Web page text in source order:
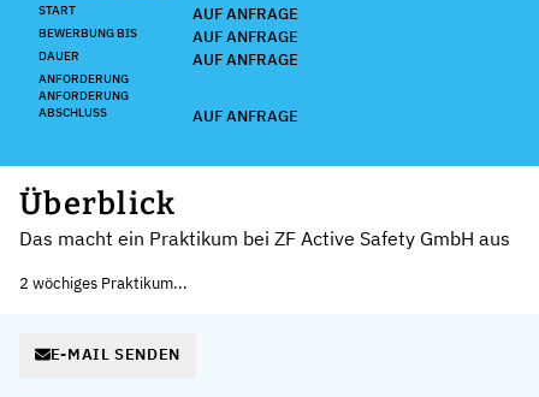
START AUF ANFRAGE
BEWERBUNG BIS AUF ANFRAGE
DAUER AUF ANFRAGE
ANFORDERUNG
ANFORDERUNG
ABSCHLUSS
AUF ANFRAGE
Überblick
Das macht ein Praktikum bei ZF Active Safety GmbH aus
2 wöchiges Praktikum...
E-MAIL SENDEN